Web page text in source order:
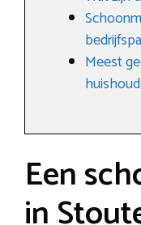
Meest
Een